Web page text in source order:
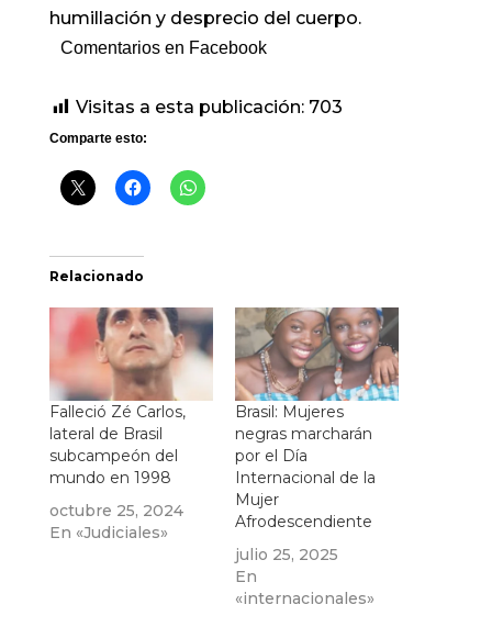
humillación y desprecio del cuerpo.
Comentarios en Facebook
Visitas a esta publicación: 703
Comparte esto:
Relacionado
Falleció Zé Carlos,
lateral de Brasil
subcampeón del
mundo en 1998
octubre 25, 2024
En «Judiciales»
Brasil: Mujeres
negras marcharán
por el Día
Internacional de la
Mujer
Afrodescendiente
julio 25, 2025
En
«internacionales»